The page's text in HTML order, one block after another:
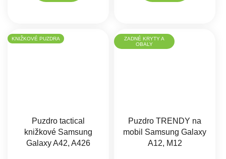
KNIŽKOVÉ PUZDRA
Puzdro tactical
knižkové Samsung
Galaxy A42, A426
ZADNÉ KRYTY A
OBALY
Puzdro TRENDY na
mobil Samsung Galaxy
A12, M12